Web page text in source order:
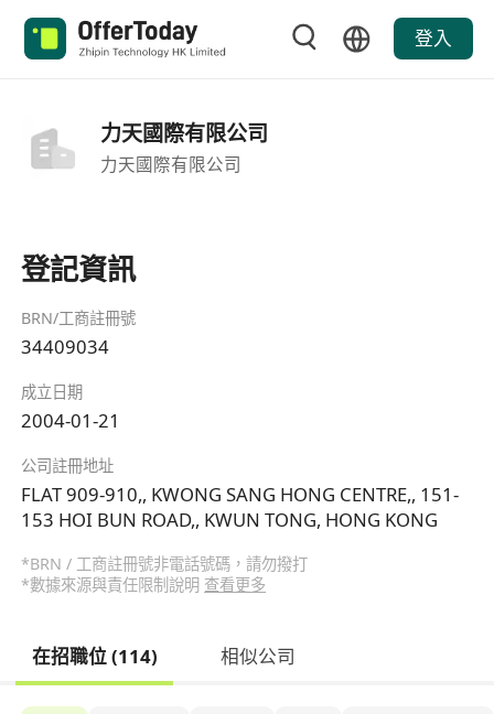
登入
力天國際有限公司
力天國際有限公司
登記資訊
BRN/工商註冊號
34409034
成立日期
2004-01-21
公司註冊地址
FLAT 909-910,, KWONG SANG HONG CENTRE,, 151-
153 HOI BUN ROAD,, KWUN TONG, HONG KONG
*BRN / 工商註冊號非電話號碼，請勿撥打
*數據來源與責任限制說明 查看更多
在招職位 (114) 相似公司